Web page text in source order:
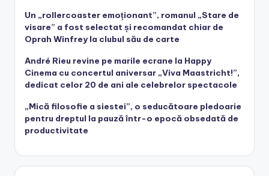
Un „rollercoaster emoționant”, romanul „Stare de
visare” a fost selectat și recomandat chiar de
Oprah Winfrey la clubul său de carte
André Rieu revine pe marile ecrane la Happy
Cinema cu concertul aniversar „Viva Maastricht!”,
dedicat celor 20 de ani ale celebrelor spectacole
„Mică filosofie a siestei”, o seducătoare pledoarie
pentru dreptul la pauză într-o epocă obsedată de
productivitate